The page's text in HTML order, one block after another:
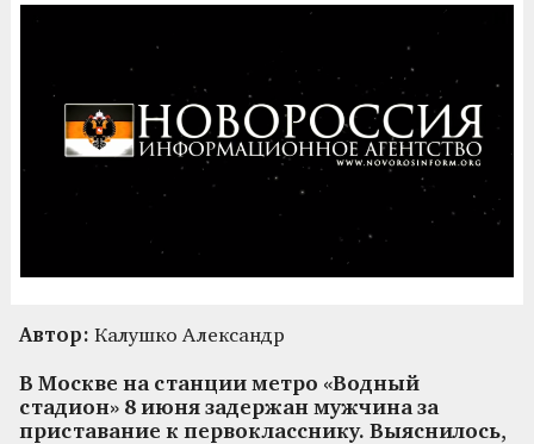
Автор: Калушко Александр
В Москве на станции метро «Водный
стадион» 8 июня задержан мужчина за
приставание к первокласснику. Выяснилось,